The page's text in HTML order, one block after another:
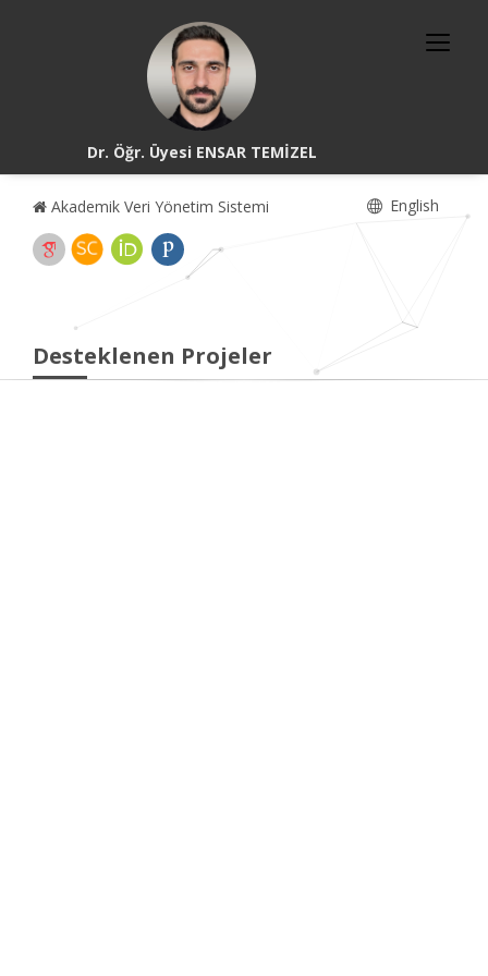
Dr. Öğr. Üyesi ENSAR TEMİZEL
Akademik Veri Yönetim Sistemi English
Desteklenen Projeler